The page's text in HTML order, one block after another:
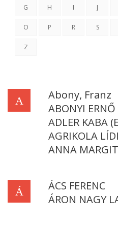
G H I J
O P R S
Z
A
Abony, Franz
ABONYI ERNŐ
ADLER KABA
AGRIKOLA
ANNA MARGIT
Á
ÁCS FERENC
ÁRON NAGY